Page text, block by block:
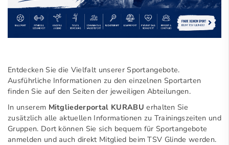
Entdecken Sie die Vielfalt unserer Sportangebote.
Ausführliche Informationen zu den einzelnen Sportarten
finden Sie auf den Seiten der jeweiligen Abteilungen.
In unserem Mitgliederportal KURABU erhalten Sie
zusätzlich alle aktuellen Informationen zu Trainingszeiten und
Gruppen. Dort können Sie sich bequem für Sportangebote
anmelden und auch direkt Mitglied beim TSV Glinde werden.